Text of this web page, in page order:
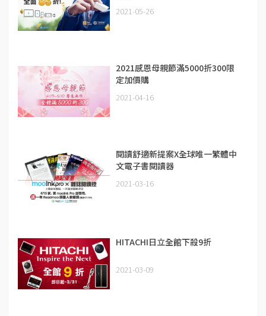
2021-05-26
2021感恩母親節滿5000折300限
定加價購
2021-04-16
閱讀舒適新提案X全球唯一繁體中
文電子書閱讀器
2021-03-16
HITACHI日立全館下殺9折
2021-03-09